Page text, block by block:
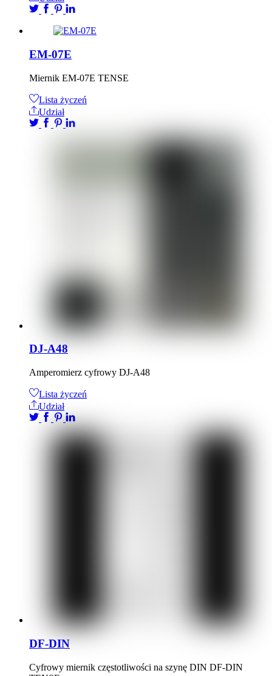
EM-07E
Miernik EM-07E TENSE
Lista życzeń
Udział
DJ-A48
Amperomierz cyfrowy DJ-A48
Lista życzeń
Udział
DF-DIN
Cyfrowy miernik częstotliwości na szynę DIN DF-DIN